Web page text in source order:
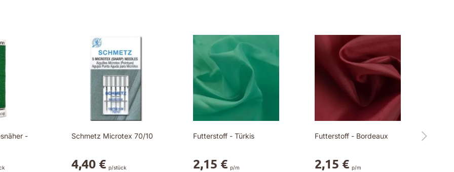
-
Schmetz Microtex 70/10
4,40 € p/stück
Futterstoff - Türkis
2,15 € p/m
Futterstoff - Bordeaux
2,15 € p/m